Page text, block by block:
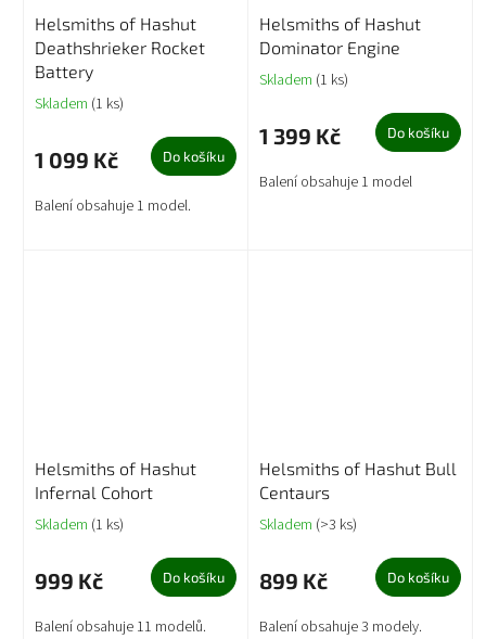
Helsmiths of Hashut
Deathshrieker Rocket
Battery
Skladem (1 ks)
1 099 Kč Do košíku
Balení obsahuje 1 model.
Helsmiths of Hashut
Dominator Engine
Skladem (1 ks)
1 399 Kč Do košíku
Balení obsahuje 1 model
Helsmiths of Hashut
Infernal Cohort
Skladem (1 ks)
999 Kč Do košíku
Balení obsahuje 11 modelů.
Helsmiths of Hashut Bull
Centaurs
Skladem (>3 ks)
899 Kč Do košíku
Balení obsahuje 3 modely.